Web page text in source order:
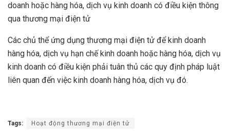
doanh hoặc hàng hóa, dịch vụ kinh doanh có điều kiện thông
qua thương mại điện tử
Các chủ thể ứng dụng thương mại điện tử để kinh doanh
hàng hóa, dịch vụ hạn chế kinh doanh hoặc hàng hóa, dịch vụ
kinh doanh có điều kiện phải tuân thủ các quy định pháp luật
liên quan đến việc kinh doanh hàng hóa, dịch vụ đó.
Tags: Hoạt động thương mại điện tử